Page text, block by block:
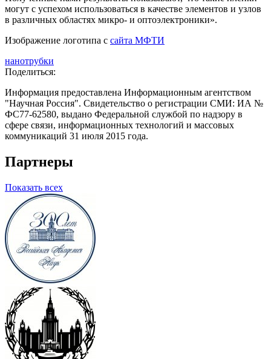
могут с успехом использоваться в качестве элементов и узлов
в различных областях микро- и оптоэлектроники».
Изображение логотипа с сайта МФТИ
нанотрубки
Поделиться:
Информация предоставлена Информационным агентством
"Научная Россия". Свидетельство о регистрации СМИ: ИА №
ФС77-62580, выдано Федеральной службой по надзору в
сфере связи, информационных технологий и массовых
коммуникаций 31 июля 2015 года.
Партнеры
Показать всех